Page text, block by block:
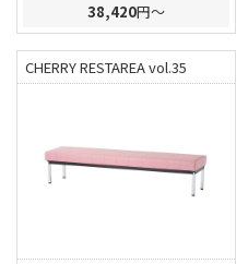
38,420円～
CHERRY RESTAREA vol.35